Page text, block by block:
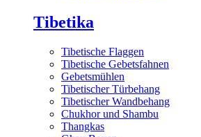
Tibetika
Tibetische Flaggen
Tibetische Gebetsfahnen
Gebetsmühlen
Tibetischer Türbehang
Tibetischer Wandbehang
Chukhor und Shambu
Thangkas